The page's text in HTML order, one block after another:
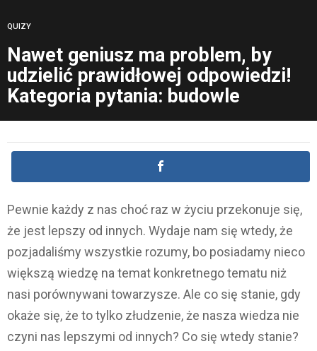
QUIZY
Nawet geniusz ma problem, by
udzielić prawidłowej odpowiedzi!
Kategoria pytania: budowle
Pewnie każdy z nas choć raz w życiu przekonuje się,
że jest lepszy od innych. Wydaje nam się wtedy, że
pozjadaliśmy wszystkie rozumy, bo posiadamy nieco
większą wiedzę na temat konkretnego tematu niż
nasi porównywani towarzysze. Ale co się stanie, gdy
okaże się, że to tylko złudzenie, że nasza wiedza nie
czyni nas lepszymi od innych? Co się wtedy stanie?